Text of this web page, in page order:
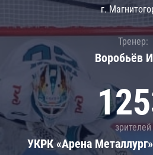
г.
Тренер:
Воробьёв
зрителей
УКРК «Арена